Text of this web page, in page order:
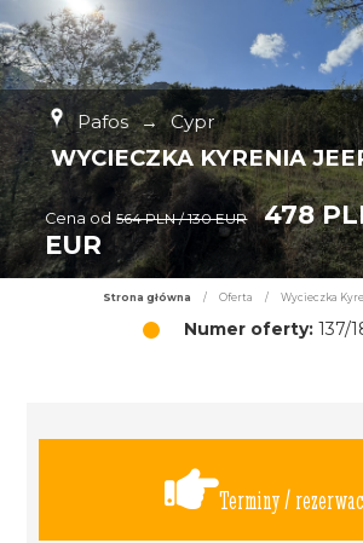
Pafos → Cypr
WYCIECZKA KYRENIA
Cena od 564 PLN / 130 EUR
478
EUR
Strona główna / Oferta / Wycieczka
Numer oferty:137/
Terminy /